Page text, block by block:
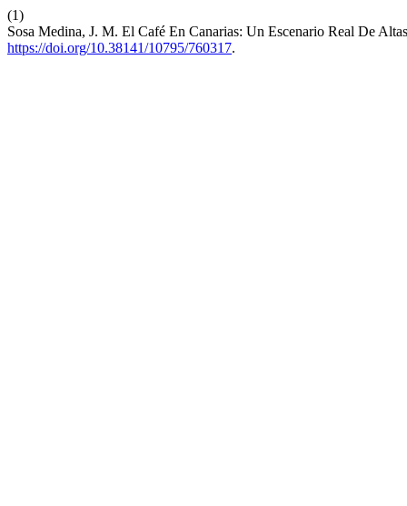
(1)
Sosa Medina, J. M. El Café En Canarias: Un Escenario Real De
https://doi.org/10.38141/10795/760317.